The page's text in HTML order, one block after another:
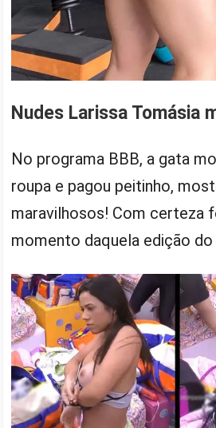
Nudes Larissa Tomásia
No programa BBB, a gata
roupa e pagou peitinho,
maravilhosos! Com certeza
momento daquela edição